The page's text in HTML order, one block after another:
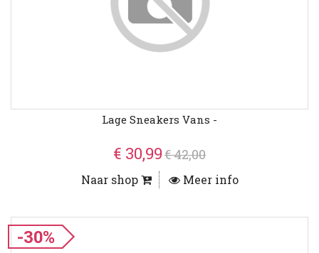
Lage Sneakers Vans -
€ 30,99€ 42,00
Naar shop Meer info
-30%